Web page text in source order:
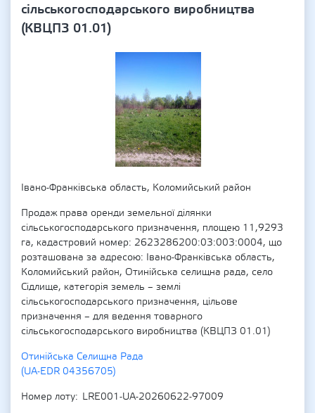
сільськогосподарського виробництва
(КВЦПЗ 01.01)
Івано-Франківська область, Коломийський район
Продаж права оренди земельної ділянки
сільськогосподарського призначення, площею 11,9293
га, кадастровий номер: 2623286200:03:003:0004, що
розташована за адресою: Івано-Франківська область,
Коломийський район, Отинійська селищна рада, село
Сідлище, категорія земель – землі
сільськогосподарського призначення, цільове
призначення – для ведення товарного
сільськогосподарського виробництва (КВЦПЗ 01.01)
Отинійська Селищна Рада
(UA-EDR 04356705)
Номер лоту
LRE001-UA-20260622-97009